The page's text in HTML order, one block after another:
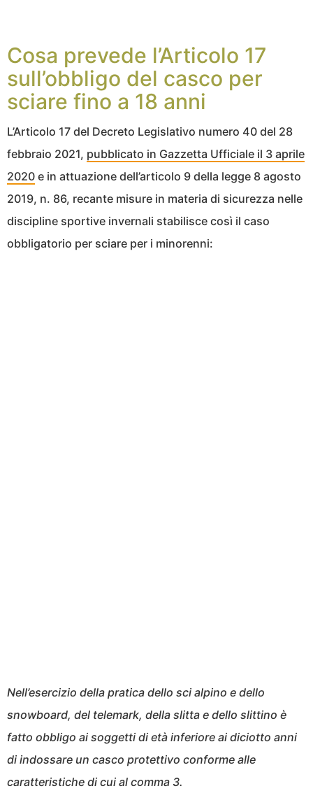
Cosa prevede l’Articolo 17
sull’obbligo del casco per
sciare fino a 18 anni
L’Articolo 17 del Decreto Legislativo numero 40 del 28
febbraio 2021, pubblicato in Gazzetta Ufficiale il 3 aprile
2020 e in attuazione dell’articolo 9 della legge 8 agosto
2019, n. 86, recante misure in materia di sicurezza nelle
discipline sportive invernali stabilisce così il caso
obbligatorio per sciare per i minorenni:
Nell’esercizio della pratica dello sci alpino e dello
snowboard, del telemark, della slitta e dello slittino è
fatto obbligo ai soggetti di età inferiore ai diciotto anni
di indossare un casco protettivo conforme alle
caratteristiche di cui al comma 3.